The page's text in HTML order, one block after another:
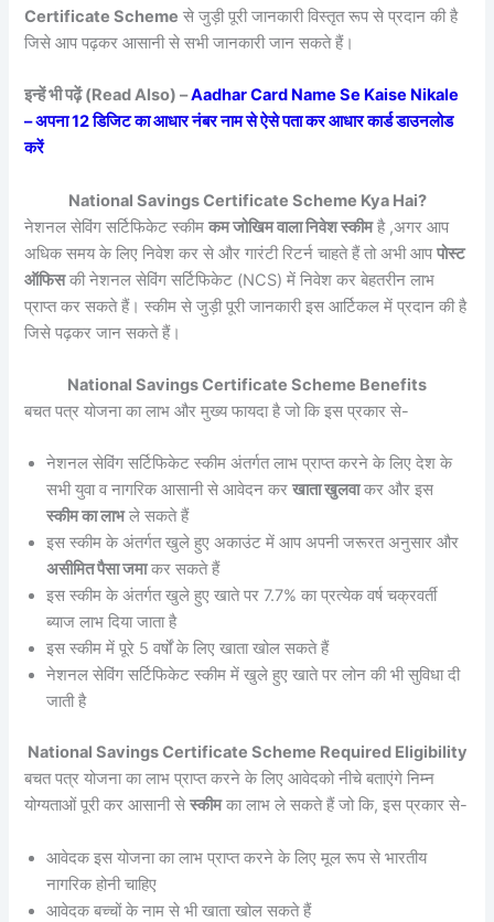
Certificate Scheme से जुड़ी पूरी जानकारी विस्तृत रूप से प्रदान की है
जिसे आप पढ़कर आसानी से सभी जानकारी जान सकते हैं।
इन्हें भी पढ़ें (Read Also) –Aadhar Card Name Se Kaise Nikale
– अपना 12 डिजिट का आधार नंबर नाम से ऐसे पता कर आधार कार्ड डाउनलोड
करें
National Savings Certificate Scheme Kya Hai?
नेशनल सेविंग सर्टिफिकेट स्कीमकम जोखिम वाला निवेश स्कीमहै ,अगर आप
अधिक समय के लिए निवेश कर से और गारंटी रिटर्न चाहते हैं तो अभी आपपोस्ट
ऑफिसकी नेशनल सेविंग सर्टिफिकेट (NCS) में निवेश कर बेहतरीन लाभ
प्राप्त कर सकते हैं। स्कीम से जुड़ी पूरी जानकारी इस आर्टिकल में प्रदान की है
जिसे पढ़कर जान सकते हैं।
National Savings Certificate Scheme Benefits
बचत पत्र योजना का लाभ और मुख्य फायदा है जो कि इस प्रकार से-
नेशनल सेविंग सर्टिफिकेट स्कीम अंतर्गत लाभ प्राप्त करने के लिए देश के
सभी युवा व नागरिक आसानी से आवेदन करखाता खुलवाकर और इस
स्कीम का लाभले सकते हैं
इस स्कीम के अंतर्गत खुले हुए अकाउंट में आप अपनी जरूरत अनुसार और
असीमित पैसा जमाकर सकते हैं
इस स्कीम के अंतर्गत खुले हुए खाते पर 7.7% का प्रत्येक वर्ष चक्रवर्ती
ब्याज लाभ दिया जाता है
इस स्कीम में पूरे 5 वर्षों के लिए खाता खोल सकते हैं
नेशनल सेविंग सर्टिफिकेट स्कीम में खुले हुए खाते पर लोन की भी सुविधा दी
जाती है
National Savings Certificate Scheme Required Eligibility
बचत पत्र योजना का लाभ प्राप्त करने के लिए आवेदको नीचे बताएंगे निम्न
योग्यताओं पूरी कर आसानी सेस्कीमका लाभ ले सकते हैं जो कि, इस प्रकार से-
आवेदक इस योजना का लाभ प्राप्त करने के लिए मूल रूप से भारतीय
नागरिक होनी चाहिए
आवेदक बच्चों के नाम से भी खाता खोल सकते हैं